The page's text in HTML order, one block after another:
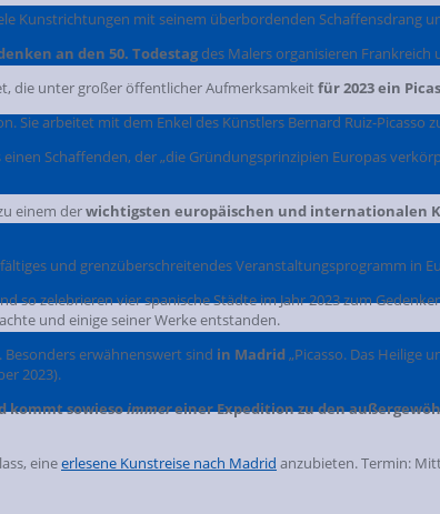
Kunstrichtungen mit seinem überbordenden Schaffensdrang
an den 50. Todestag des Malers organisieren
die unter großer öffentlicher Aufmerksamkeitfür2023 ein
Sie arbeitet mit dem Enkel des Künstlers Bernard Ruiz-
Schaffenden, der „die Gründungsprinzipien Europas
einem derwichtigsten europäischen und internationalen
und grenzüberschreitendes Veranstaltungsprogramm in
zelebrieren vier spanische Städte im Jahr 2023 zum
und einige seiner Werke entstanden.
erwähnenswert sind in Madrid „Picasso. Das Heilige
2023).
kommt sowiesoimmereiner Expedition zu den
eineerlesene Kunstreise nach Madrid anzubieten. Termin: